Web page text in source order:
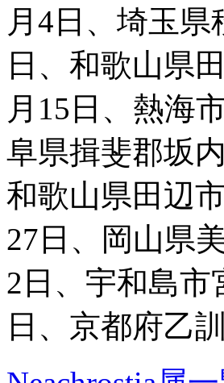
月4日、埼玉
日、和歌山県
月15日、熱海
阜県揖斐郡坂
和歌山県田辺
27日、岡山県
2日、宇和島市
日、京都府乙